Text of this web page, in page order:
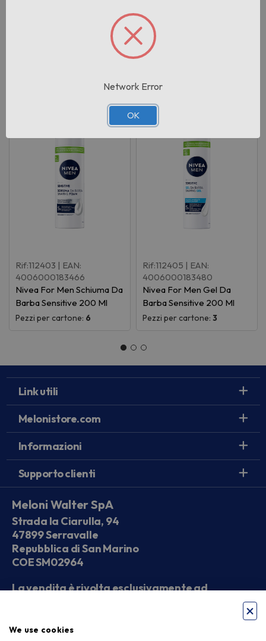
Rif:112403 | EAN:
4006000183466
Nivea For Men Schiuma Da
Barba Sensitive 200 Ml
Pezzi per cartone: 6
Rif:112405 | EAN:
4006000183480
Nivea For Men Gel Da
Barba Sensitive 200 Ml
Pezzi per cartone:3
Link utili
Melonistore.com
Informazioni
Supporto clienti
Meloni Walter SpA
Strada la Ciarulla, 94
47899 Serravalle
Repubblica di San Marino
COE SM02964
La vendita è rivolta esclusivamente ad
Seguici sui social
We use cookies
Network Error
OK